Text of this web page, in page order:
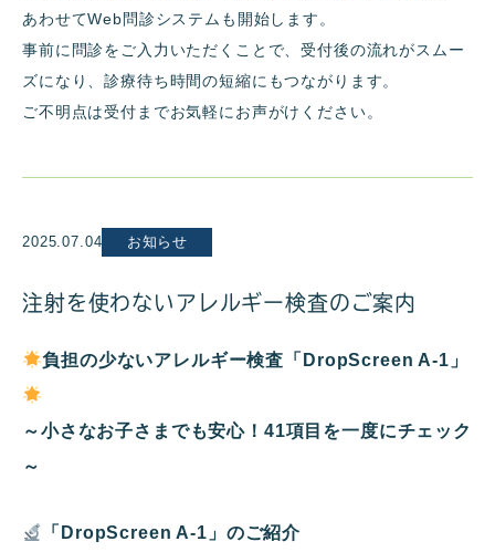
あわせてWeb問診システムも開始します。
事前に問診をご入力いただくことで、受付後の流れがスムー
ズになり、診療待ち時間の短縮にもつながります。
ご不明点は受付までお気軽にお声がけください。
2025.07.04 お知らせ
注射を使わないアレルギー検査のご案内
負担の少ないアレルギー検査「 DropScreen A-1 」
～小さなお子さまでも安心！ 41項目を一度にチェック
～
「 DropScreen A-1 」のご紹介